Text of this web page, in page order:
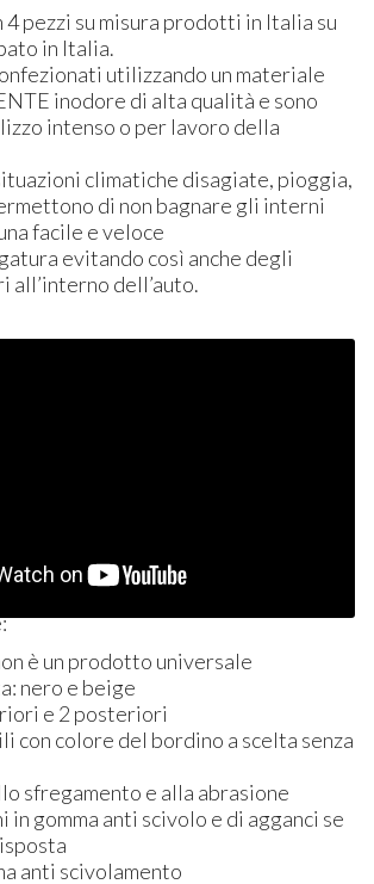
pezzi su misura prodotti in Italia su
in Italia.
utilizzando un materiale
inodore di alta qualità e sono
intenso o per lavoro della
climatiche disagiate, pioggia,
di non bagnare gli interni
facile e veloce
evitando così anche degli
all’interno dell’auto.
è un prodotto universale
nero e beige
e 2 posteriori
con colore del bordino a scelta senza
sfregamento e alla abrasione
gomma anti scivolo e di agganci se
anti scivolamento